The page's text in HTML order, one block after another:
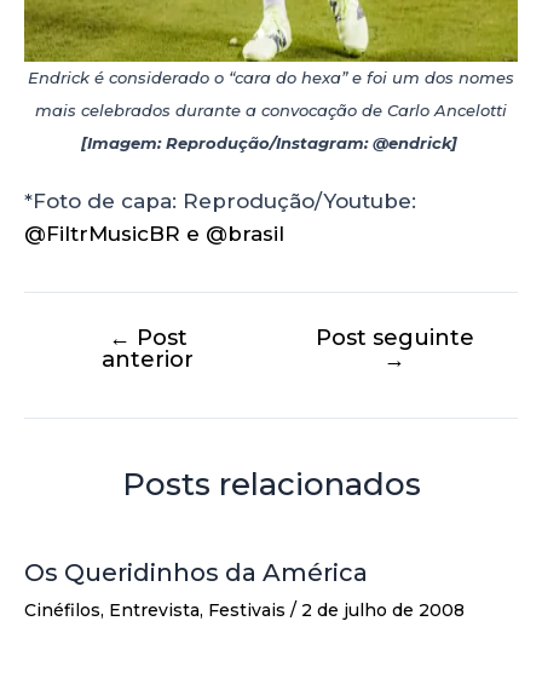
Endrick é considerado o “cara do hexa” e foi um dos nomes
mais celebrados durante a convocação de Carlo Ancelotti
[Imagem: Reprodução/Instagram: @endrick]
*Foto de capa: Reprodução/Youtube:
@FiltrMusicBR⁩ e @brasil⁩
← Post
anterior
Post seguinte
→
Posts relacionados
Os Queridinhos da América
Cinéfilos, Entrevista, Festivais / 2 de julho de 2008